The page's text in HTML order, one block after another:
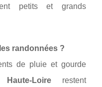
petits et grands
randonnées ?
de pluie et gourde
Haute-Loirerestent